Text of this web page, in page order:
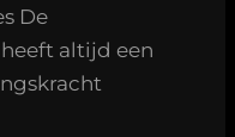
De
altijd een